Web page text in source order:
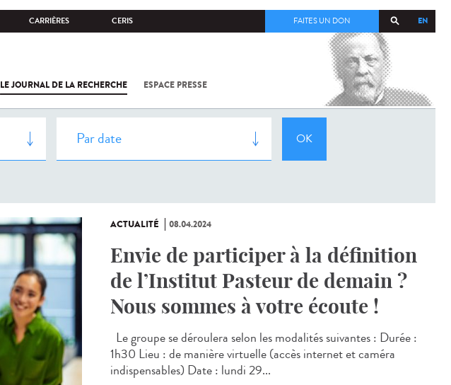
CARRIÈRES CERIS EN
FAITES UN DON
LE JOURNAL DE LA RECHERCHE ESPACE PRESSE
COV-2 /
L'INSTITUT
PASTEUR
ACTUALITÉ 08.04.2024
Envie de participer à la définition
de l’Institut Pasteur de demain ?
Nous sommes à votre écoute !
Le groupe se déroulera selon les modalités suivantes : Durée :
1h30 Lieu : de manière virtuelle (accès internet et caméra
indispensables) Date : lundi 29...